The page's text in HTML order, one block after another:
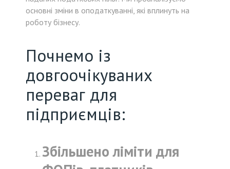
основні зміни в оподаткуванні, які вплинуть на
роботу бізнесу.
Почнемо із
довгоочікуваних
переваг для
підприємців:
Збільшено ліміти для